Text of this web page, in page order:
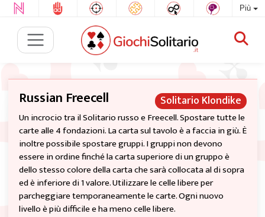
Più
Solitario Klondike
Russian Freecell
Un incrocio tra il Solitario russo e Freecell. Spostare tutte le
carte alle 4 fondazioni. La carta sul tavolo è a faccia in giù. È
inoltre possibile spostare gruppi. I gruppi non devono
essere in ordine finché la carta superiore di un gruppo è
dello stesso colore della carta che sarà collocata al di sopra
ed è inferiore di 1 valore. Utilizzare le celle libere per
parcheggiare temporaneamente le carte. Ogni nuovo
livello è più difficile e ha meno celle libere.